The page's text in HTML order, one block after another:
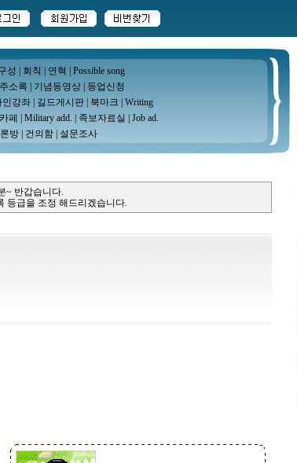
성 회칙 연혁 Possible song
주소록 기념동영상 등업신청
인강좌 길드게시판 북마크 Writing
페 Military add. 족보자료실 Job ad.
방 건의함 설문조사
~ 반갑습니다.
등급을 조정 해드리겠습니다.